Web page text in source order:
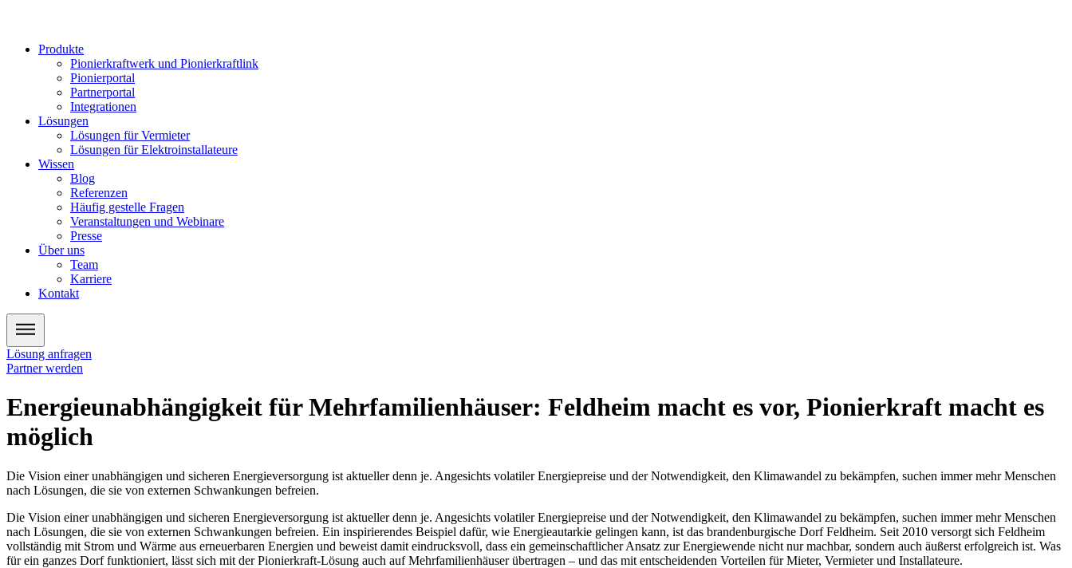
Produkte
Pionierkraftwerk und Pionierkraftlink
Pionierportal
Partnerportal
Integrationen
Lösungen
Lösungen für Vermieter
Lösungen für Elektroinstallateure
Wissen
Blog
Referenzen
Häufig gestelle Fragen
Veranstaltungen und Webinare
Presse
Über uns
Team
Karriere
Kontakt
Lösung anfragen
Partner werden
Energieunabhängigkeit für Mehrfamilienhäuser: Feldheim macht es vor, Pionierkraft macht es
möglich
Die Vision einer unabhängigen und sicheren Energieversorgung ist aktueller denn je. Angesichts volatiler Energiepreise und der Notwendigkeit, den Klimawandel zu bekämpfen, suchen immer mehr Menschen
nach Lösungen, die sie von externen Schwankungen befreien.
Die Vision einer unabhängigen und sicheren Energieversorgung ist aktueller denn je. Angesichts volatiler Energiepreise und der Notwendigkeit, den Klimawandel zu bekämpfen, suchen immer mehr Menschen
nach Lösungen, die sie von externen Schwankungen befreien. Ein inspirierendes Beispiel dafür, wie Energieautarkie gelingen kann, ist das brandenburgische Dorf Feldheim. Seit 2010 versorgt sich Feldheim
vollständig mit Strom und Wärme aus erneuerbaren Energien und beweist damit eindrucksvoll, dass ein gemeinschaftlicher Ansatz zur Energiewende nicht nur machbar, sondern auch äußerst erfolgreich ist. Was
für ein ganzes Dorf funktioniert, lässt sich mit der Pionierkraft-Lösung auch auf Mehrfamilienhäuser übertragen – und das mit entscheidenden Vorteilen für Mieter, Vermieter und Installateure.